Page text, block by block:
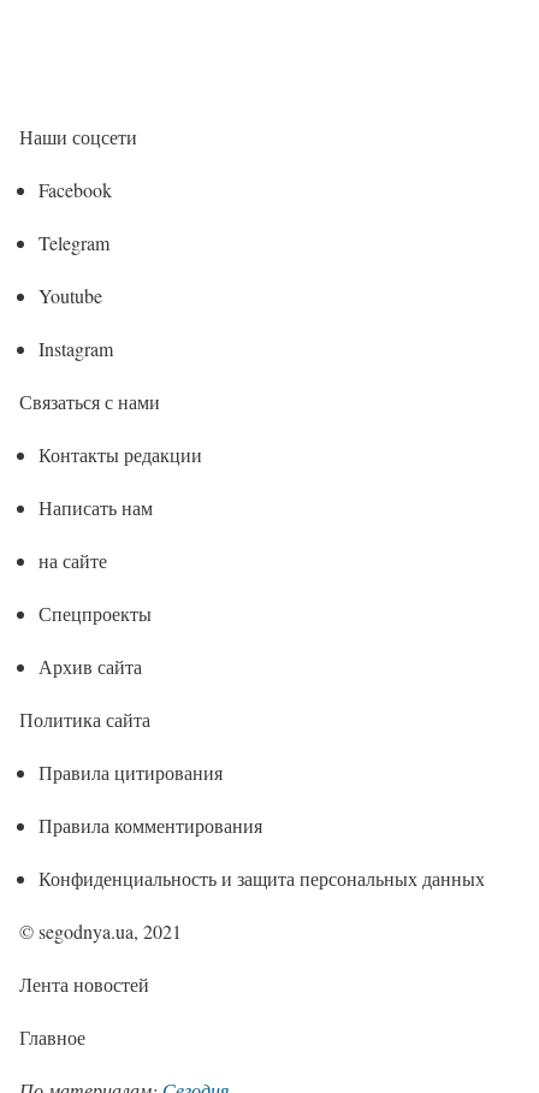
Наши соцсети
Facebook
Telegram
Youtube
Instagram
Связаться с нами
Контакты редакции
Написать нам
на сайте
Спецпроекты
Архив сайта
Политика сайта
Правила цитирования
Правила комментирования
Конфиденциальность и защита персональных данных
© segodnya.ua, 2021
Лента новостей
Главное